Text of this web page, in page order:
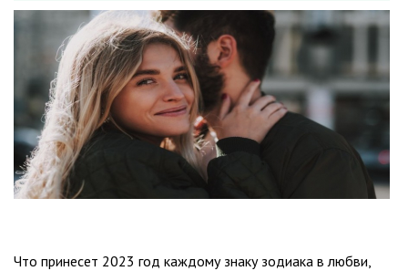
Что принесет 2023 год каждому знаку зодиака в любви,